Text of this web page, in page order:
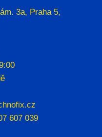
3a, Praha 5,
607 039